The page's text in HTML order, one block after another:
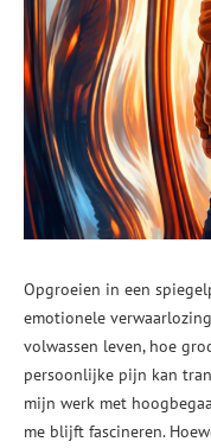
Opgroeien in een
emotionele
volwassen leven, hoe
persoonlijke pijn kan
mijn werk met
me blijft fascineren.